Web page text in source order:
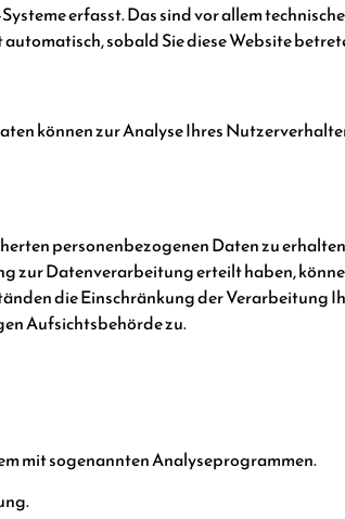
erfasst. Das sind vor allem
sobald Sie diese Website
können zur Analyse Ihres
personenbezogenen Daten zu
zur Datenverarbeitung erteilt haben,
die Einschränkung der Verarbeitung
Aufsichtsbehörde zu.
mit sogenannten Analyseprogrammen.